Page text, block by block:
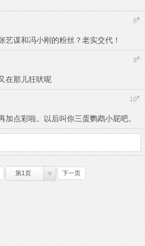
8#
艺谋和冯小刚的粉丝？老实交代！
9#
在那儿狂吠呢
10#
加点彩啦。以后叫你三蛋鹦鹉小屁吧。
第1页 下一页